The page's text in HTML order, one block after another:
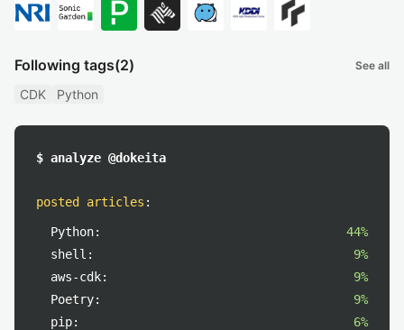
Following tags(2) See all
CDK Python
$ analyze @dokeita
posted articles :
Python:
44%
shell:
9%
aws-cdk:
9%
Poetry:
9%
pip:
6%